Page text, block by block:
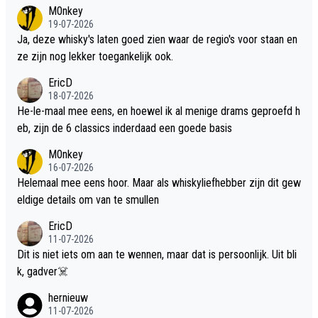
M0nkey
19-07-2026
Ja, deze whisky's laten goed zien waar de regio's voor staan en
ze zijn nog lekker toegankelijk ook.
EricD
18-07-2026
He-le-maal mee eens, en hoewel ik al menige drams geproefd h
eb, zijn de 6 classics inderdaad een goede basis
M0nkey
16-07-2026
Helemaal mee eens hoor. Maar als whiskyliefhebber zijn dit gew
eldige details om van te smullen
EricD
11-07-2026
Dit is niet iets om aan te wennen, maar dat is persoonlijk. Uit bli
k, gadver☠️
hernieuw
11-07-2026